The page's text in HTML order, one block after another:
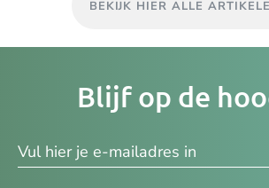
BEKIJK HIER ALLE
Blijf op de